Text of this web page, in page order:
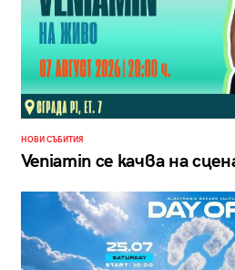
НОВИ СЪБИТИЯ
Veniamin се качва на